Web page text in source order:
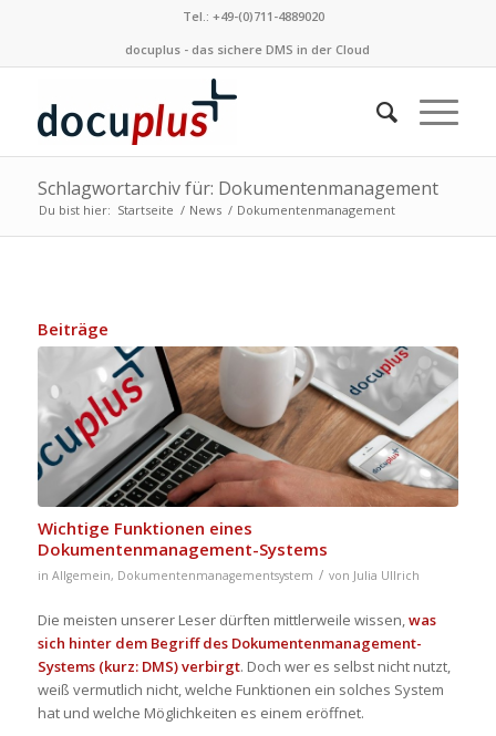
Tel.: +49-(0)711-4889020
docuplus - das sichere DMS in der Cloud
Schlagwortarchiv für: Dokumentenmanagement
Du bist hier: Startseite / News / Dokumentenmanagement
Beiträge
Wichtige Funktionen eines
Dokumentenmanagement-Systems
in Allgemein, Dokumentenmanagementsystem / von Julia Ullrich
Die meisten unserer Leser dürften mittlerweile wissen,was
sich hinter dem Begriff des Dokumentenmanagement-
Systems (kurz: DMS) verbirgt. Doch wer es selbst nicht nutzt,
weiß vermutlich nicht, welche Funktionen ein solches System
hat und welche Möglichkeiten es einem eröffnet.